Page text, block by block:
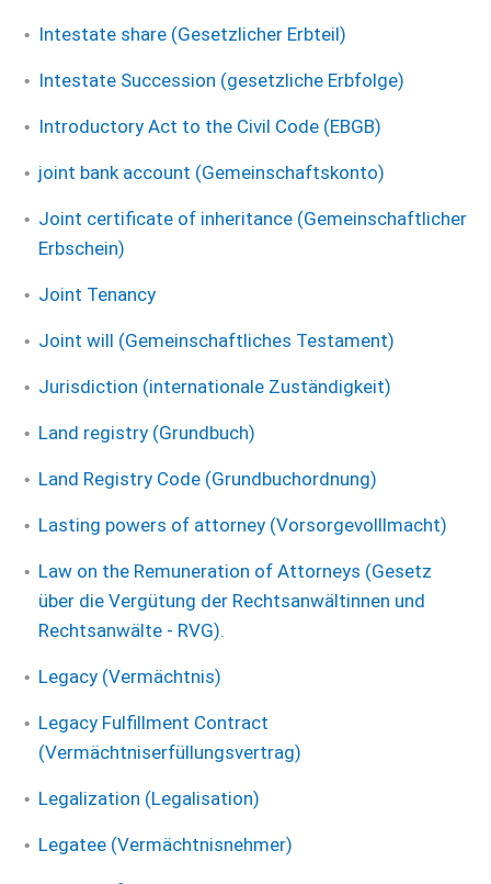
Intestate share (Gesetzlicher Erbteil)
Intestate Succession (gesetzliche Erbfolge)
Introductory Act to the Civil Code (EBGB)
joint bank account (Gemeinschaftskonto)
Joint certificate of inheritance (Gemeinschaftlicher
Erbschein)
Joint Tenancy
Joint will (Gemeinschaftliches Testament)
Jurisdiction (internationale Zuständigkeit)
Land registry (Grundbuch)
Land Registry Code (Grundbuchordnung)
Lasting powers of attorney (Vorsorgevolllmacht)
Law on the Remuneration of Attorneys (Gesetz
über die Vergütung der Rechtsanwältinnen und
Rechtsanwälte - RVG).
Legacy (Vermächtnis)
Legacy Fulfillment Contract
(Vermächtniserfüllungsvertrag)
Legalization (Legalisation)
Legatee (Vermächtnisnehmer)